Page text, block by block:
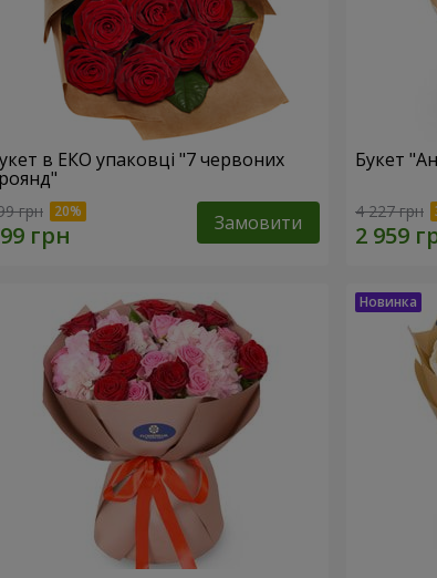
в ЕКО упаковці "7 червоних
грн Замовити
Букет
4 227 грн